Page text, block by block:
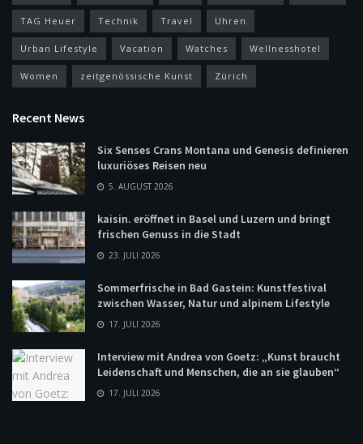
TAG Heuer Technik Travel Uhren
Urban Lifestyle Vacation Watches Wellnesshotel
Women zeitgenössische Kunst Zürich
Recent News
Six Senses Crans Montana und Genesis definieren
luxuriöses Reisen neu
5. AUGUST 2026
kaisin. eröffnet in Basel und Luzern und bringt
frischen Genuss in die Stadt
23. JULI 2026
Sommerfrische in Bad Gastein: Kunstfestival
zwischen Wasser, Natur und alpinem Lifestyle
17. JULI 2026
Interview mit Andrea von Goetz: „Kunst braucht
Leidenschaft und Menschen, die an sie glauben“
17. JULI 2026